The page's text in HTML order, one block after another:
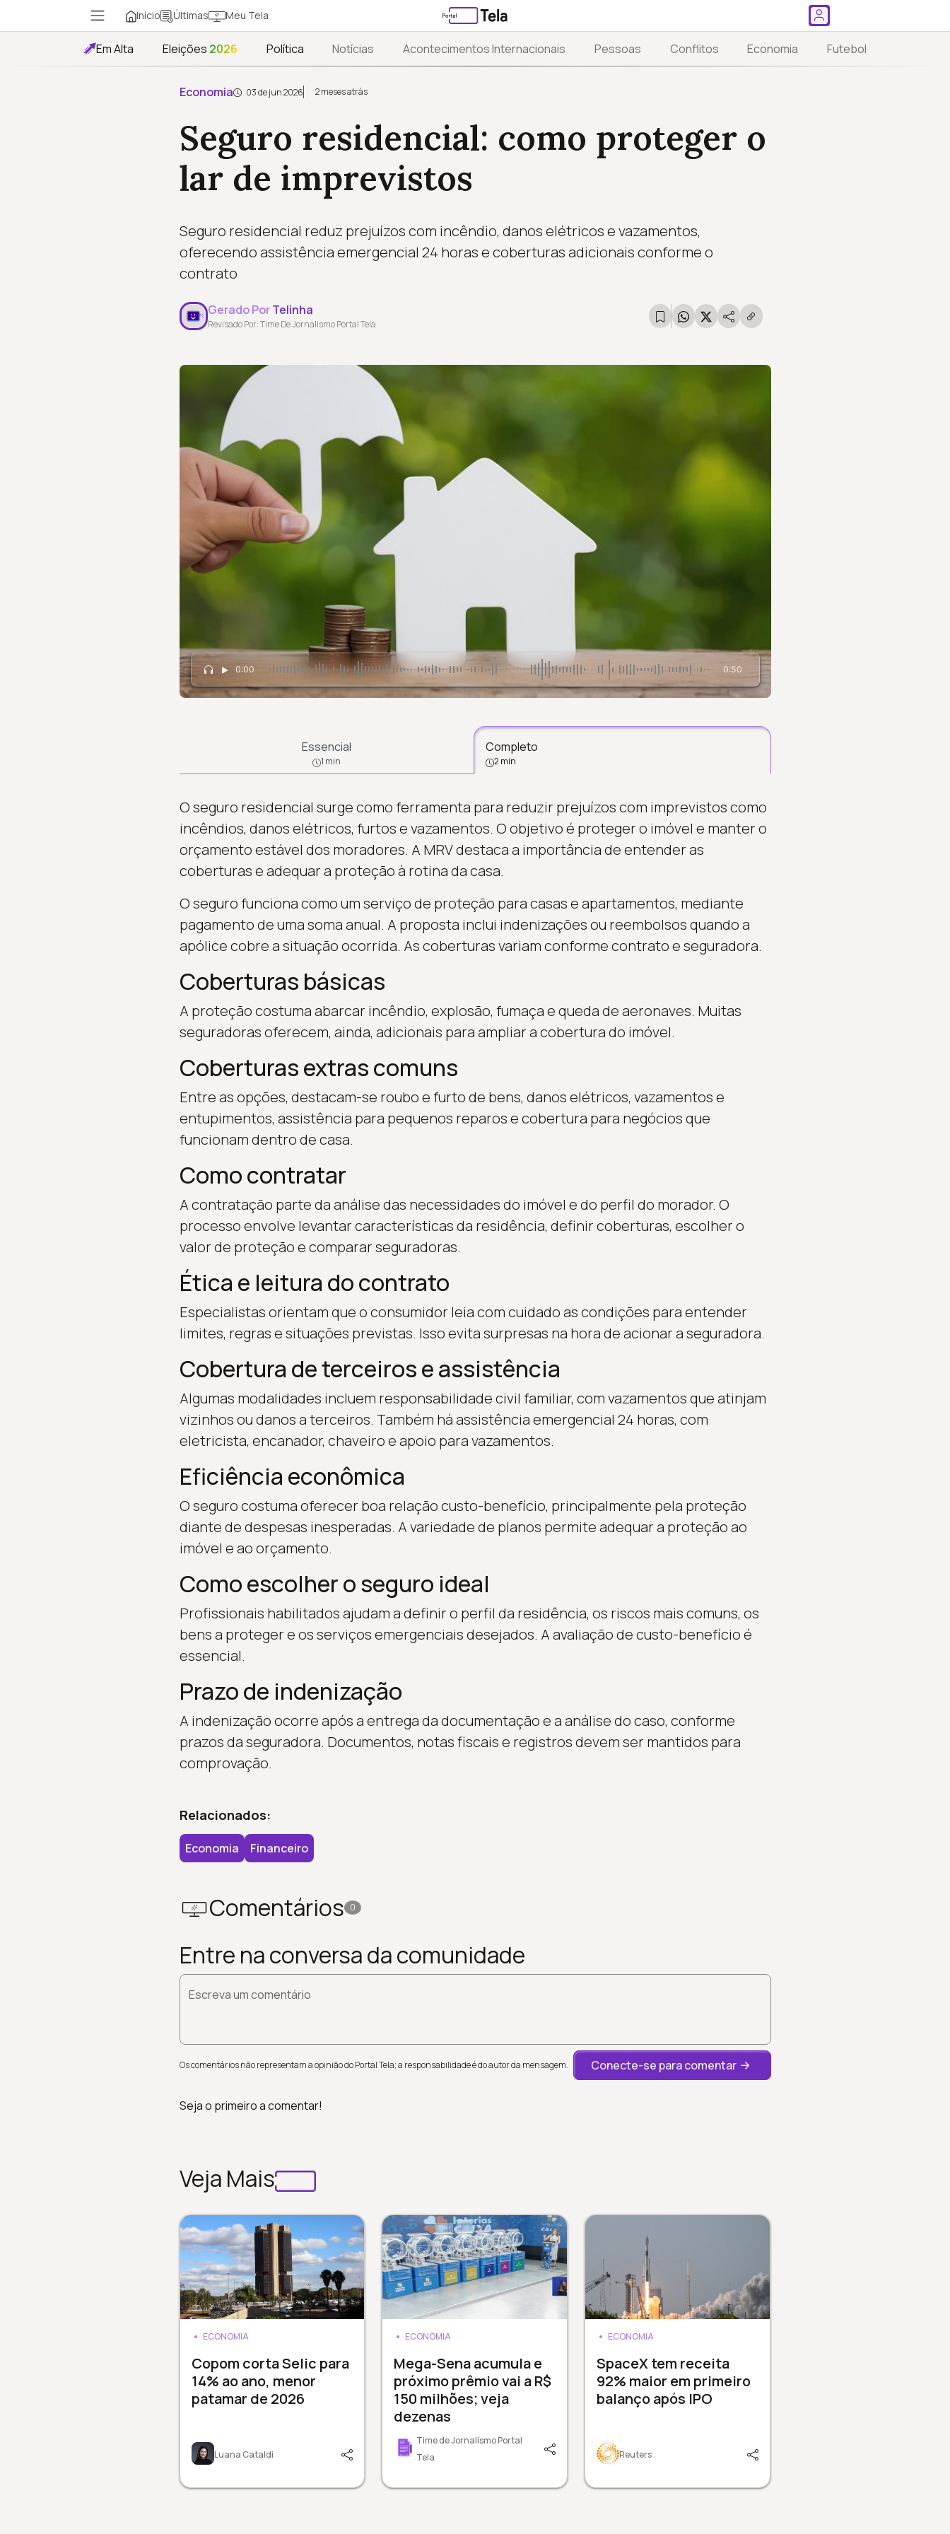
Início Últimas Meu Tela
Em Alta Eleições 2026 Política Notícias Acontecimentos Internacionais Pessoas Conflitos Economia Futebol
Economia 03 de jun 2026 2 meses atrás
Seguro residencial: como proteger o
lar de imprevistos
Seguro residencial reduz prejuízos com incêndio, danos elétricos e vazamentos,
oferecendo assistência emergencial 24 horas e coberturas adicionais conforme o
contrato
Gerado PorTelinha
Revisado Por: Time De Jornalismo Portal Tela
0:00 0:50
Essencial
1 min
Completo
2 min
O seguro residencial surge como ferramenta para reduzir prejuízos com imprevistos como
incêndios, danos elétricos, furtos e vazamentos. O objetivo é proteger o imóvel e manter o
orçamento estável dos moradores. A MRV destaca a importância de entender as
coberturas e adequar a proteção à rotina da casa.
O seguro funciona como um serviço de proteção para casas e apartamentos, mediante
pagamento de uma soma anual. A proposta inclui indenizações ou reembolsos quando a
apólice cobre a situação ocorrida. As coberturas variam conforme contrato e seguradora.
Coberturas básicas
A proteção costuma abarcar incêndio, explosão, fumaça e queda de aeronaves. Muitas
seguradoras oferecem, ainda, adicionais para ampliar a cobertura do imóvel.
Coberturas extras comuns
Entre as opções, destacam-se roubo e furto de bens, danos elétricos, vazamentos e
entupimentos, assistência para pequenos reparos e cobertura para negócios que
funcionam dentro de casa.
Como contratar
A contratação parte da análise das necessidades do imóvel e do perfil do morador. O
processo envolve levantar características da residência, definir coberturas, escolher o
valor de proteção e comparar seguradoras.
Ética e leitura do contrato
Especialistas orientam que o consumidor leia com cuidado as condições para entender
limites, regras e situações previstas. Isso evita surpresas na hora de acionar a seguradora.
Cobertura de terceiros e assistência
Algumas modalidades incluem responsabilidade civil familiar, com vazamentos que atinjam
vizinhos ou danos a terceiros. Também há assistência emergencial 24 horas, com
eletricista, encanador, chaveiro e apoio para vazamentos.
Eficiência econômica
O seguro costuma oferecer boa relação custo-benefício, principalmente pela proteção
diante de despesas inesperadas. A variedade de planos permite adequar a proteção ao
imóvel e ao orçamento.
Como escolher o seguro ideal
Profissionais habilitados ajudam a definir o perfil da residência, os riscos mais comuns, os
bens a proteger e os serviços emergenciais desejados. A avaliação de custo-benefício é
essencial.
Prazo de indenização
A indenização ocorre após a entrega da documentação e a análise do caso, conforme
prazos da seguradora. Documentos, notas fiscais e registros devem ser mantidos para
comprovação.
Relacionados:
Economia Financeiro
Comentários 0
Entre na conversa da comunidade
Escreva um comentário
Os comentários não representam a opinião do Portal Tela; a responsabilidade é do autor da mensagem. Conecte-se para comentar
Seja o primeiro a comentar!
Veja Mais
ECONOMIA
Copom corta Selic para
14% ao ano, menor
patamar de 2026
Luana Cataldi
ECONOMIA
Mega-Sena acumula e
próximo prêmio vai a R$
150 milhões; veja
dezenas
Time de Jornalismo Portal
Tela
ECONOMIA
SpaceX tem receita
92% maior em primeiro
balanço após IPO
Reuters